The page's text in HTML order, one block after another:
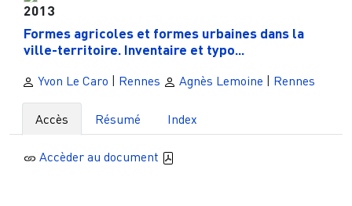
2013
Formes agricoles et formes urbaines dans la
ville-territoire. Inventaire et typo...
Yvon Le Caro Rennes Agnès Lemoine Rennes
Accès Résumé Index
Accèder au document